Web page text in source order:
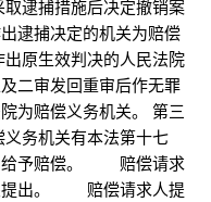
逮捕措施后决定撤销案
逮捕决定的机关为赔偿
原生效判决的人民法院
二审发回重审后作无罪
为赔偿义务机关。 第三
机关有本法第十七
给予赔偿。 赔偿请求
提出。 赔偿请求人提